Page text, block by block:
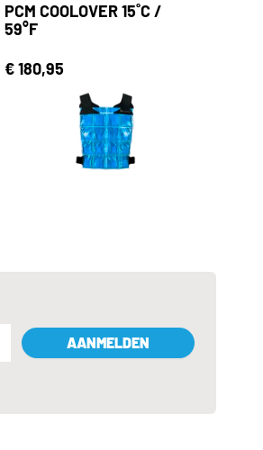
PCM COOLOVER 15˚C /
59°F
€ 180,95
AANMELDEN